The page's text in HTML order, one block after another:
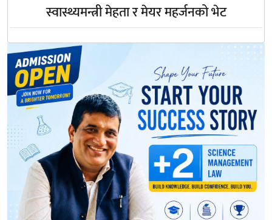
स्वास्थ्यमन्त्री मेहता र मेयर महर्जनको भेट